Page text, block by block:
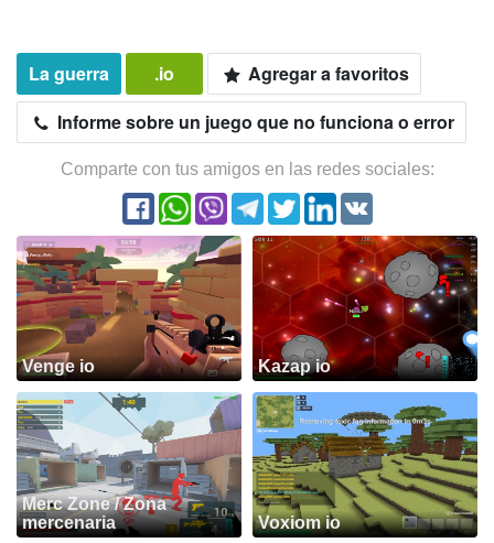
La guerra .io
Agregar a favoritos
Informe sobre un juego que no funciona o error
Comparte con tus amigos en las redes sociales:
Venge io Kazap io
Merc Zone / Zona
mercenaria
Voxiom io